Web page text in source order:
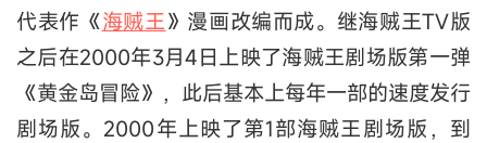
代表作《海贼王》漫画改编而成。继海贼王TV版
之后在2000年3月4日上映了海贼王剧场版第一弹
《黄金岛冒险》，此后基本上每年一部的速度发行
剧场版。2000年上映了第1部海贼王剧场版，到